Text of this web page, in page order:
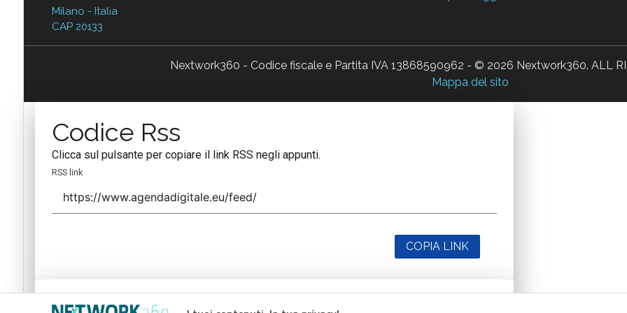
Milano - Italia
CAP 20133
Nextwork360 - Codice fiscale e Partita IVA 13868590962 - © 2026 Nextwork360. ALL
Mappa del sito
Codice Rss
Clicca sul pulsante per copiare il link RSS negli appunti.
RSS link
COPIA LINK